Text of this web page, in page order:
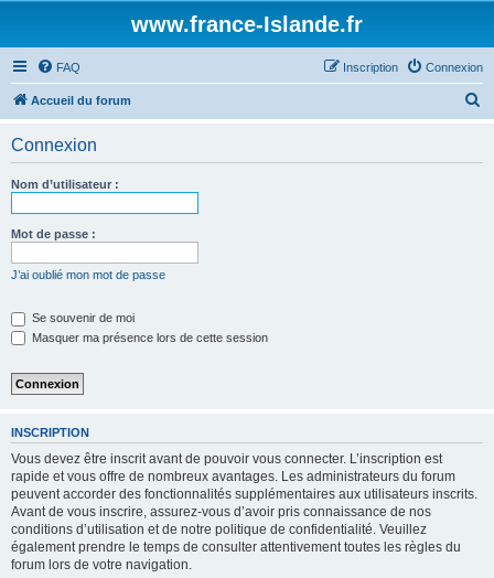
www.france-Islande.fr
FAQ Connexion
Inscription
Accueil du forum
Connexion
Nom d’utilisateur :
Mot de passe :
J’ai oublié mon mot de passe
Se souvenir de moi
Masquer ma présence lors de cette session
INSCRIPTION
Vous devez être inscrit avant de pouvoir vous connecter. L’inscription est
rapide et vous offre de nombreux avantages. Les administrateurs du forum
peuvent accorder des fonctionnalités supplémentaires aux utilisateurs inscrits.
Avant de vous inscrire, assurez-vous d’avoir pris connaissance de nos
conditions d’utilisation et de notre politique de confidentialité. Veuillez
également prendre le temps de consulter attentivement toutes les règles du
forum lors de votre navigation.